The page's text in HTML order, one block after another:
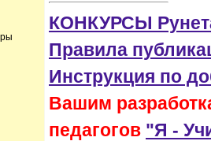
КОНКУРСЫ
Правила
Инструкция по
Вашим
педагогов "Я -